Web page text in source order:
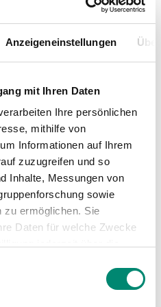
Anzeigeneinstellungen
mit Ihren Daten
Ihre persönlichen
mithilfe von
Informationen auf Ihrem
zuzugreifen und so
Inhalte, Messungen von
sowie
zu ermöglichen. Sie
Daten für welche Zwecke
(413)